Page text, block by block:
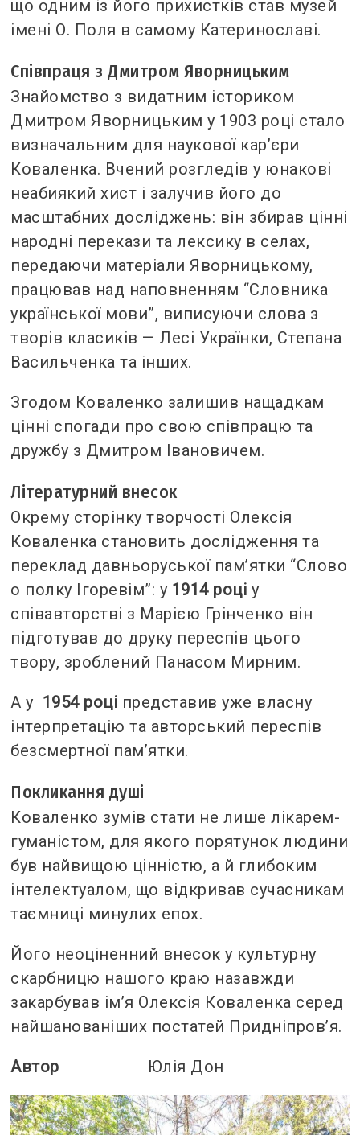
що одним із його прихистків став музей
імені О. Поля в самому Катеринославі.
Співпраця з Дмитром Яворницьким
Знайомство з видатним істориком
Дмитром Яворницьким у 1903 році стало
визначальним для наукової кар’єри
Коваленка. Вчений розгледів у юнакові
неабиякий хист і залучив його до
масштабних досліджень: він збирав цінні
народні перекази та лексику в селах,
передаючи матеріали Яворницькому,
працював над наповненням “Словника
української мови”, виписуючи слова з
творів класиків — Лесі Українки, Степана
Васильченка та інших.
Згодом Коваленко залишив нащадкам
цінні спогади про свою співпрацю та
дружбу з Дмитром Івановичем.
Літературний внесок
Окрему сторінку творчості Олексія
Коваленка становить дослідження та
переклад давньоруської пам’ятки “Слово
о полку Ігоревім”: у 1914 році у
співавторстві з Марією Грінченко він
підготував до друку переспів цього
твору, зроблений Панасом Мирним.
А у 1954 році представив уже власну
інтерпретацію та авторський переспів
безсмертної пам’ятки.
Покликання душі
Коваленко зумів стати не лише лікарем-
гуманістом, для якого порятунок людини
був найвищою цінністю, а й глибоким
інтелектуалом, що відкривав сучасникам
таємниці минулих епох.
Його неоціненний внесок у культурну
скарбницю нашого краю назавжди
закарбував ім’я Олексія Коваленка серед
найшанованіших постатей Придніпров’я.
Автор Юлія Дон